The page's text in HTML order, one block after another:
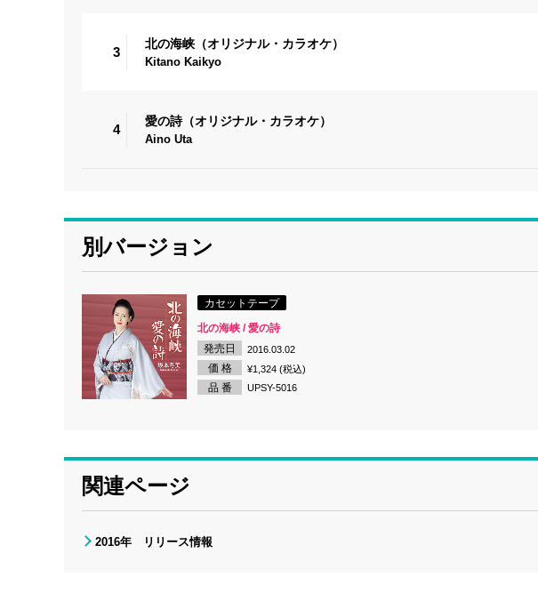
3
北の海峡（オリジナル・カラオケ）
Kitano Kaikyo
4
愛の詩（オリジナル・カラオケ）
Aino Uta
別バージョン
カセットテープ
北の海峡 / 愛の詩
発売日
2016.03.02
価 格 ¥1,324 (税込)
品 番 UPSY-5016
関連ページ
2016年 リリース情報